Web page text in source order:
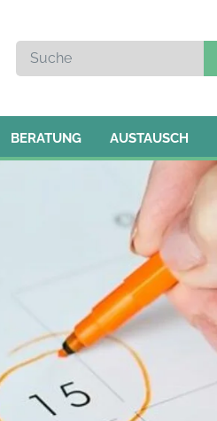
BERATUNG AUSTAUSCH